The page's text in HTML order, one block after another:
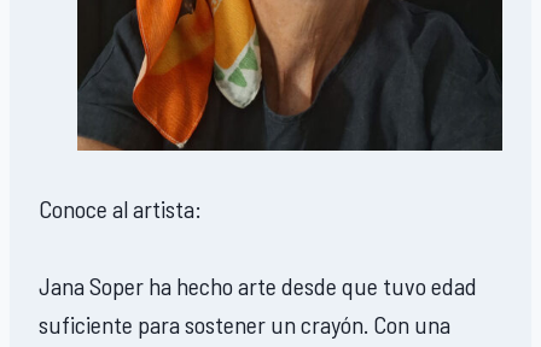
Conoce al artista:
Jana Soper ha hecho arte desde que tuvo edad
suficiente para sostener un crayón. Con una